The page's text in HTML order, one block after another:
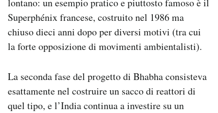
lontano: un esempio pratico e piuttosto famoso è il
Superphénix francese, costruito nel 1986 ma
chiuso dieci anni dopo per diversi motivi (tra cui
la forte opposizione di movimenti ambientalisti).
La seconda fase del progetto di Bhabha consisteva
esattamente nel costruire un sacco di reattori di
quel tipo, e l’India continua a investire su un